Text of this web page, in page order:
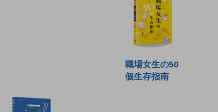
職場女生の50
個生存指南